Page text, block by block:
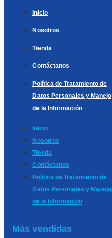
Inicio
Nosotros
Tienda
Contáctanos
Política de Tratamiento de
Datos Personales y Manejo
de la Información
Inicio
Nosotros
Tienda
Contáctanos
Política de Tratamiento de
Datos Personales y Manejo
de la Información
Más vendidas